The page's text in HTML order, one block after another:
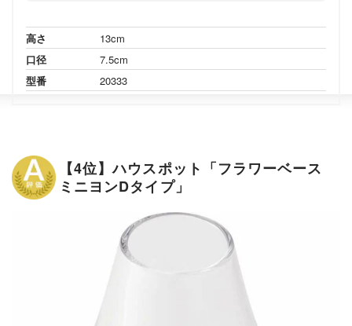
高さ
13cm
口径
7.5cm
型番
20333
【4位】ハウスポット「フラワーベース
ミニヨンDタイプ」